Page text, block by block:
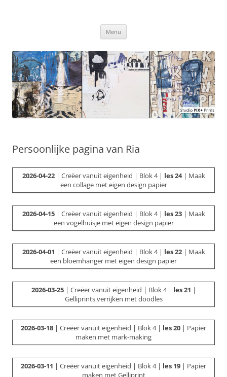
Menu
Persoonlijke pagina van Ria
2026-04-22 | Creëer vanuit eigenheid | Blok 4 | les 24| Maak
een collage met eigen design papier
2026-04-15 | Creëer vanuit eigenheid | Blok 4 | les 23| Maak
een vogelhuisje met eigen design papier
2026-04-01 | Creëer vanuit eigenheid | Blok 4 | les 22| Maak
een bloemhanger met eigen design papier
2026-03-25 | Creëer vanuit eigenheid | Blok 4 | les 21 |
Gelliprints verrijken met doodles
2026-03-18 | Creëer vanuit eigenheid | Blok 4 | les 20 | Papier
maken met mark-making
2026-03-11 | Creëer vanuit eigenheid | Blok 4 | les 19 | Papier